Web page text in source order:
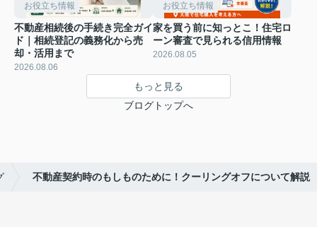
お役立ち情報
不動産相続後の手続き完全ガイ
ド｜相続登記の義務化から売
却・活用まで
2026.08.06
お役立ち情報
家を買う前に知っとこ！住宅ロ
ーン審査で見られる信用情報
2026.08.05
もっと見る
ブログトップへ
不動産契約時のもしものために！クーリングオフについて解説